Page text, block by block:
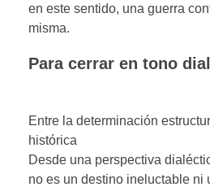
en este sentido, una guerra
misma.
Para cerrar en tono
Entre la determinación
histórica
Desde una perspectiva
no es un destino ineluctable ni